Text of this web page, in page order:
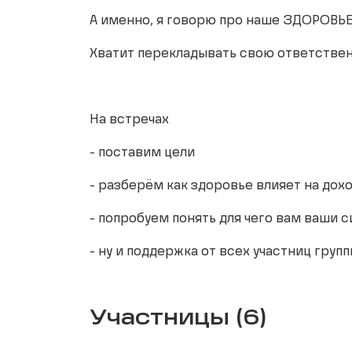
А именно, я говорю про наше
Хватит перекладывать свою
На встречах
- поставим цели
- разберём как здоровье влияет на
- попробуем понять для чего вам ваши
- ну и поддержка от всех участниц
Участницы (6)